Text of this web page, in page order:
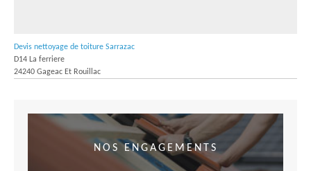
Devis nettoyage de toiture Sarrazac
D14 La ferriere
24240 Gageac Et Rouillac
NOS ENGAGEMENTS